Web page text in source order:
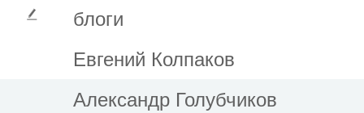
блоги
Евгений Колпаков
Александр Голубчиков